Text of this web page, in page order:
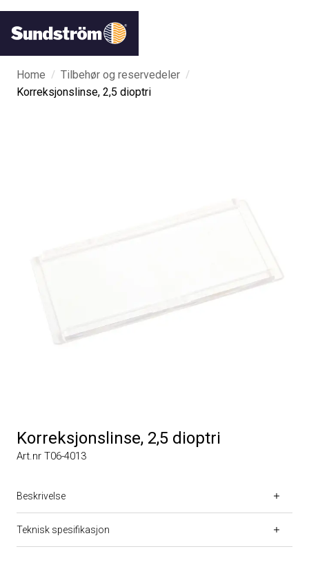
Home / Tilbehør og reservedeler /
Korreksjonslinse, 2,5 dioptri
Korreksjonslinse, 2,5 dioptri
Art.nr T06-4013
Beskrivelse
Teknisk spesifikasjon